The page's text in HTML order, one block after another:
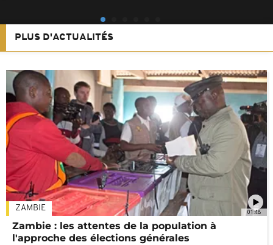
PLUS D'ACTUALITÉS
01:48
ZAMBIE
Zambie : les attentes de la population à
l'approche des élections générales